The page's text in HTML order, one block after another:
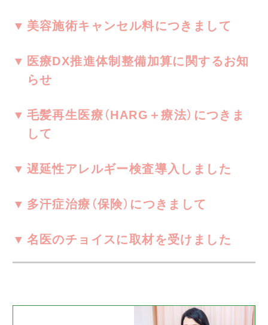
美容施術キャンセル料につきまして
医療DX推進体制整備加算に関するお知
らせ
毛髪再生医療（HARG＋療法）につきま
して
遅延性アレルギー検査導入しました
多汗症治療（保険）につきまして
名医のチョイスに取材を受けました